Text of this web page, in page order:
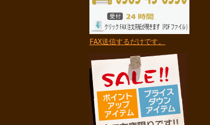
FAX送信するだけです。